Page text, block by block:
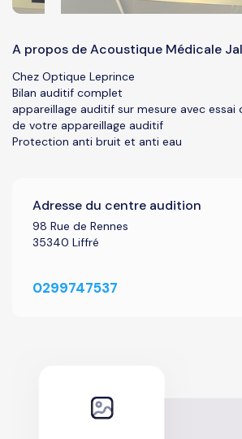
A propos de Acoustique Médicale
Chez Optique Leprince
Bilan auditif complet
appareillage auditif sur mesure avec essai
de votre appareillage auditif
Protection anti bruit et anti eau
Adresse du centre audition
98 Rue de Rennes
35340 Liffré
0299747537